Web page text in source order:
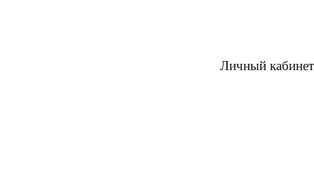
Личный кабинет